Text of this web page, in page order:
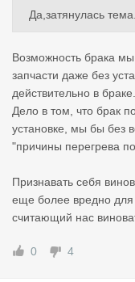
Да,затянулась
аняли.И если вы
иента много лет и
ешил обмануть -
те и процента
Ситуация
изованно.
Возможность брака
запчасти даже без
действительно в браке.
Дело в том, что брак
установке, мы бы без
"причины перегрева
Признавать себя
еще более вредно
считающий нас
0 4